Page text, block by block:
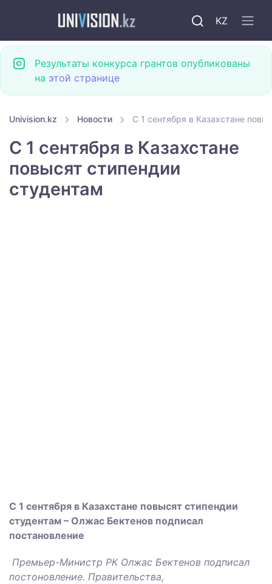
KZ
Результаты конкурса грантов опубликованы
на этой странице
Univision.kz Новости С 1 сентября в Казахстане
С 1 сентября в Казахстане
повысят стипендии
студентам
С 1 сентября в Казахстане повысят стипендии
студентам – Олжас Бектенов подписал
постановление
Премьер-Министр РК Олжас Бектенов подписал
постоновление. Правительства,